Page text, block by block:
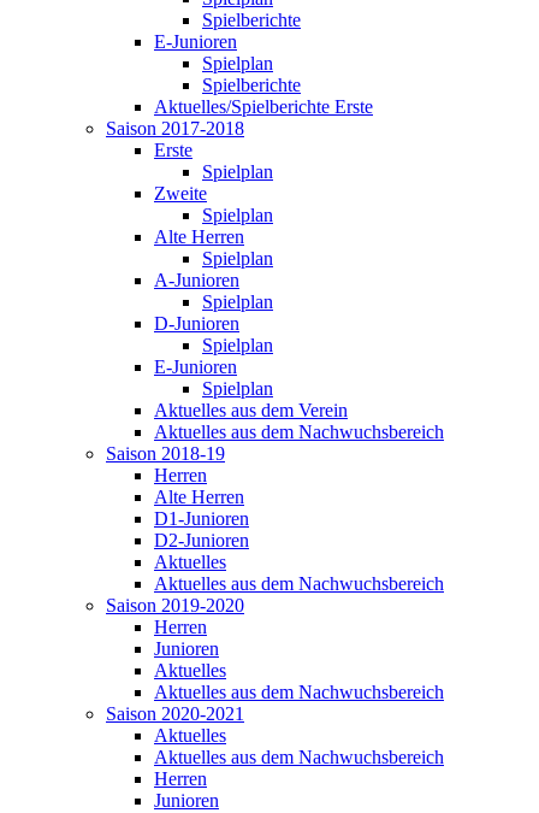
Spielberichte
E-Junioren
Spielplan
Spielberichte
Aktuelles/Spielberichte Erste
Saison 2017-2018
Erste
Spielplan
Zweite
Spielplan
Alte Herren
Spielplan
A-Junioren
Spielplan
D-Junioren
Spielplan
E-Junioren
Spielplan
Aktuelles aus dem Verein
Aktuelles aus dem Nachwuchsbereich
Saison 2018-19
Herren
Alte Herren
D1-Junioren
D2-Junioren
Aktuelles
Aktuelles aus dem Nachwuchsbereich
Saison 2019-2020
Herren
Junioren
Aktuelles
Aktuelles aus dem Nachwuchsbereich
Saison 2020-2021
Aktuelles
Aktuelles aus dem Nachwuchsbereich
Herren
Junioren